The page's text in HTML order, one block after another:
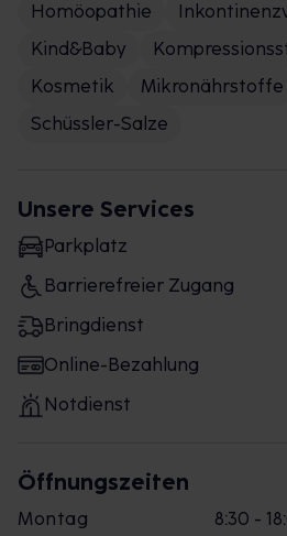
Homöopathie
Kind&Baby
Kosmetik
Mikronährstoffe
Schüssler-Salze
Unsere Services
Parkplatz
Barrierefreier Zugang
Bringdienst
Online-Bezahlung
Notdienst
Öffnungszeiten
Montag
8:30 -